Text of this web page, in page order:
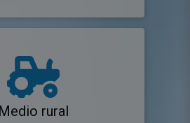
Medio rural